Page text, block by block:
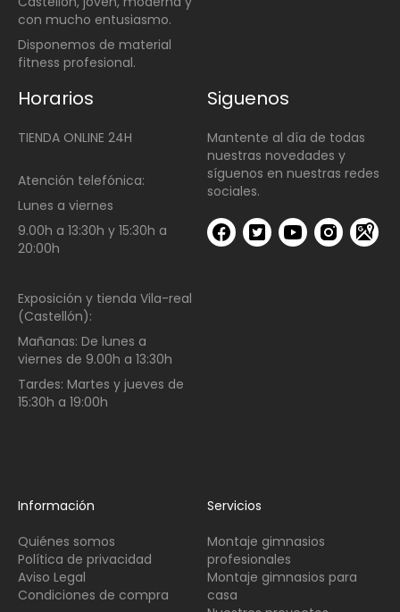
con mucho entusiasmo.
Disponemos de material
fitness profesional.
Horarios
TIENDA ONLINE 24H
Atención telefónica:
Lunes a viernes
9.00h a 13:30h y 15:30h a
20:00h
Exposición y tienda Vila-real
(Castellón):
Mañanas: De lunes a
viernes de 9.00h a 13:30h
Tardes: Martes y jueves de
15:30h a 19:00h
Siguenos
Mantente al día de todas
nuestras novedades y
síguenos en nuestras redes
sociales.
Información
Quiénes somos
Política de privacidad
Aviso Legal
Condiciones de compra
Servicios
Montaje gimnasios
profesionales
Montaje gimnasios para
casa